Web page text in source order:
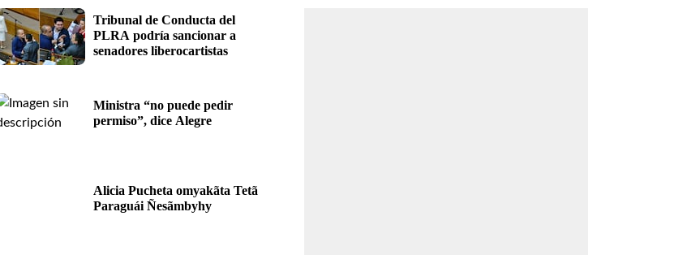
Tribunal de Conducta del
PLRA podría sancionar a
senadores liberocartistas
Ministra “no puede pedir
permiso”, dice Alegre
Alicia Pucheta omyakãta Tetã
Paraguái Ñesãmbyhy